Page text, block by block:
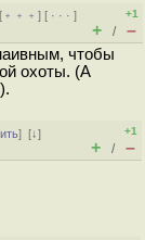
﹢﹢﹢] [ · · ·]
+1
+ / –
чтобы
охоты. (А
][↓]
+1
+ / –